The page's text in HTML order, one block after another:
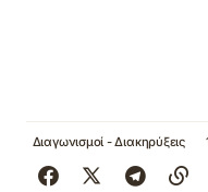
Διαγωνισμοί - Διακηρύξεις